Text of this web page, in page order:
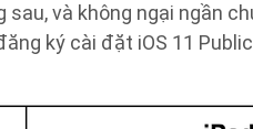
và không ngại ngần
ký cài đặt iOS 11